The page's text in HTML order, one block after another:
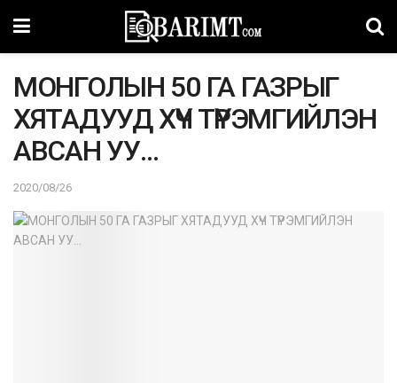
МОНГОЛЫН 50 ГА ГАЗРЫГ
ХЯТАДУУД ХҮЧ ТҮРЭМГИЙЛЭН
АВСАН УУ…
2020/08/26